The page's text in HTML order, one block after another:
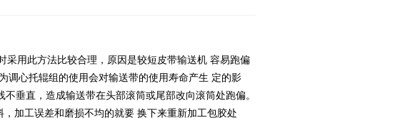
用此方法比较合理，原因是较短皮带输送机 容易跑偏
调心托辊组的使用会对输送带的使用寿命产生 定的影
垂直，造成输送带在头部滚筒或尾部改向滚筒处跑偏。
加工误差和磨损不均的就要 换下来重新加工包胶处